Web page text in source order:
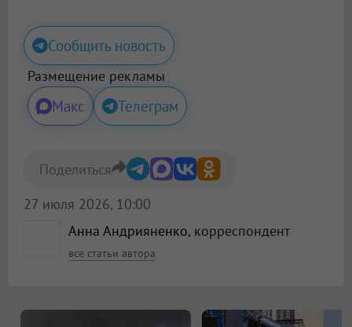
Сообщить новость
Размещение рекламы
Макс Телеграм
Анна Андрияненко, корреспондент
все статьи автора
27 июля 2026, 10:00
Поделиться